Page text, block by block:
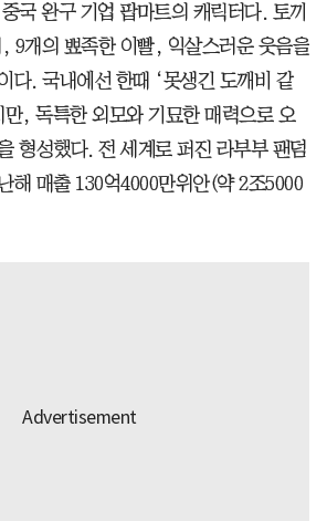
국 완구 기업 팝마트의 캐릭터다. 토끼
9개의 뾰족한 이빨, 익살스러운 웃음을
다. 국내에선 한때 ‘못생긴 도깨비 같
만, 독특한 외모와 기묘한 매력으로 오
형성했다. 전 세계로 퍼진 라부부 팬덤
해 매출 130억4000만위안(약 2조5000